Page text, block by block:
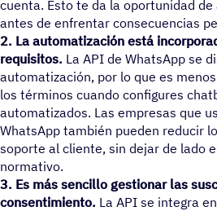
cuenta. Esto te da la oportunidad
antes de enfrentar consecuencias
2. La automatización está
requisitos. La API de WhatsApp se
automatización, por lo que es
los términos cuando configures
automatizados. Las empresas que
WhatsApp también pueden reducir
soporte al cliente, sin dejar de lado
normativo.
3. Es más sencillo gestionar las
consentimiento. La API se integra